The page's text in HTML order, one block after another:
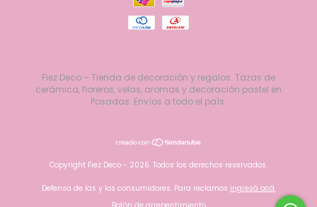
Fiez Deco – Tienda de decoración y regalos. Tazas de
cerámica, floreros, velas, aromas y decoración pastel en
Posadas. Envíos a todo el país.
Copyright Fiez Deco - 2026. Todos los derechos reservados.
Defensa de las y los consumidores. Para reclamos ingresá acá.